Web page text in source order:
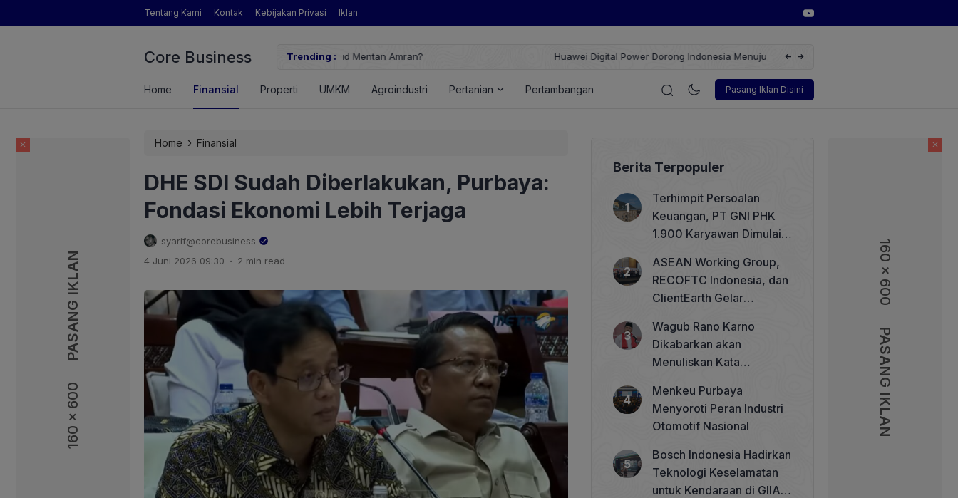
160 x 600
PASANG IKLAN 160 x 600
PASANG IKLAN
Tentang Kami Kontak Kebijakan Privasi Iklan
Core Business Trending :
Pertanian yang Dimaksud Mentan Amran?
Huawei Digital Power Dorong Indonesia Menuju Revolusi Energi Terbarukan dengan Solusi
Wakil Direktur Utama PT Pelindo,
Pasang Iklan Disini
Home Finansial Properti UMKM Agroindustri Pertanian Pertambangan Korporasi Teknologi Otomotif
160 x 600
PASANG IKLAN
Home › Finansial
DHE SDI Sudah Diberlakukan, Purbaya:
Fondasi Ekonomi Lebih Terjaga
syarif@corebusiness
4 Juni 2026 09:30 . 2 min read
Berita Terpopuler
Terhimpit Persoalan
Keuangan, PT GNI PHK
1.900 Karyawan Dimulai 5
ASEAN Working Group,
RECOFTC Indonesia, dan
ClientEarth Gelar
Memperkuat Tata Kelola
Perhutanan Sosial
Wagub Rano Karno
Dikabarkan akan
Menuliskan Kata
Betawi 100 Tahun
Menkeu Purbaya
Menyoroti Peran Industri
Otomotif Nasional
Bosch Indonesia Hadirkan
Teknologi Keselamatan
untuk Kendaraan di GIIAS